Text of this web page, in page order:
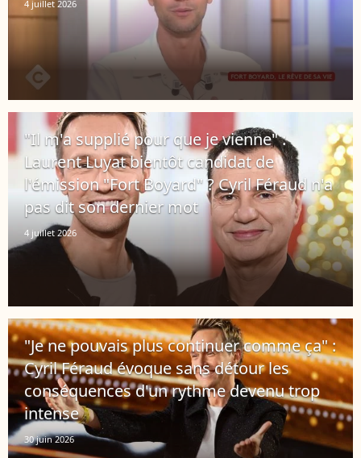
4 juillet 2026
"Il m'a supplié pour que je vienne" :
Laurent Luyat bientôt candidat de
l'émission "Fort Boyard" ? Cyril Féraud n'a
pas dit son dernier mot
4 juillet 2026
"Je ne pouvais plus continuer comme ça" :
Cyril Féraud évoque sans détour les
conséquences d'un rythme devenu trop
intense
30 juin 2026